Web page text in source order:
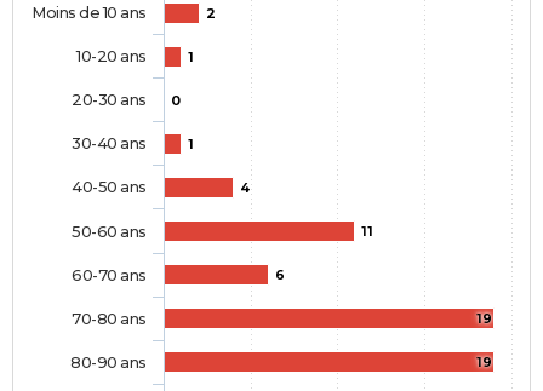
2
1
0
1
4
11
6
19
19
Moins de 10 ans
10-20 ans
20-30 ans
30-40 ans
40-50 ans
50-60 ans
60-70 ans
70-80 ans
80-90 ans